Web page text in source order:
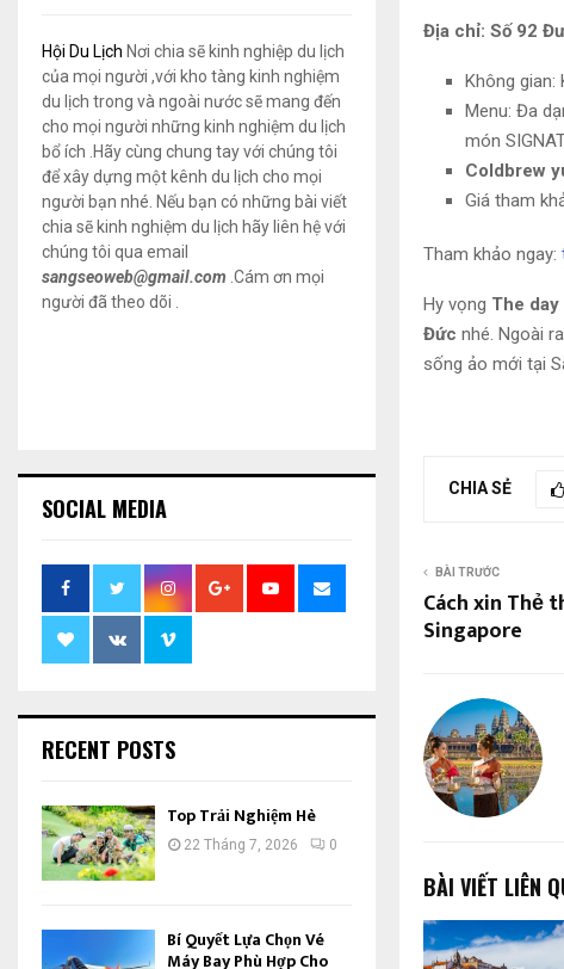
Địa chỉ: Số 92
Không
Menu: Đa
món
Coldbrew
Giá tham
Tham khảo ngay:
Hy vọng The
Đức nhé. Ngoài
sống ảo mới tại
CHIA SẺ
BÀI TRƯỚC
Cách xin Thẻ
Singapore
BÀI VIẾT LIÊN
Hội Du Lịch Nơi chia sẽ kinh nghiệp du lịch
của mọi người ,với kho tàng kinh nghiệm
du lịch trong và ngoài nước sẽ mang đến
cho mọi người những kinh nghiệm du lịch
bổ ích .Hãy cùng chung tay với chúng tôi
để xây dựng một kênh du lịch cho mọi
người bạn nhé. Nếu bạn có những bài viết
chia sẽ kinh nghiệm du lịch hãy liên hệ với
chúng tôi qua email
sangseoweb@gmail.com .Cám ơn mọi
người đã theo dõi .
SOCIAL MEDIA
RECENT POSTS
Top Trải Nghiệm Hè
22 Tháng 7, 2026 0
Bí Quyết Lựa Chọn Vé
Máy Bay Phù Hợp Cho